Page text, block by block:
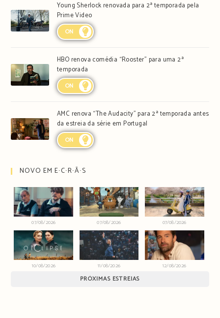
Young Sherlock renovada para 2ª temporada pela
Prime Video
ON
HBO renova comédia “Rooster” para uma 2ª
temporada
ON
AMC renova “The Audacity” para 2ª temporada antes
da estreia da série em Portugal
ON
NOVO EM E∙C∙R∙Ã∙S
07/08/2026 07/08/2026 07/08/2026
10/08/2026 11/08/2026 12/08/2026
PRÓXIMAS ESTREIAS